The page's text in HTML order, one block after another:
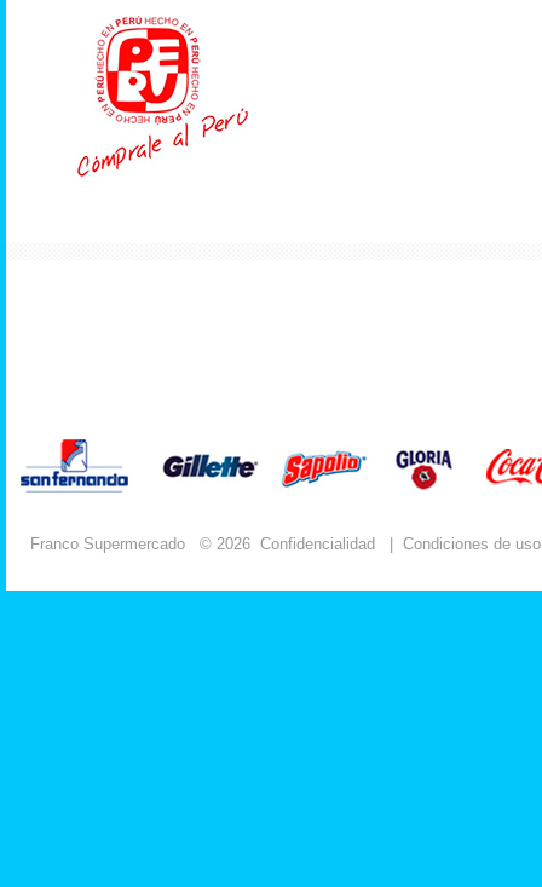
Franco Supermercado © 2026 Confidencialidad Condiciones de uso